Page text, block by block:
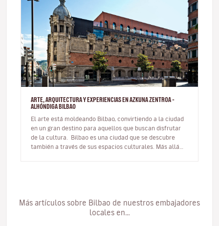
ARTE, ARQUITECTURA Y EXPERIENCIAS EN AZKUNA ZENTROA -
ALHÓNDIGA BILBAO
El arte está moldeando Bilbao, convirtiendo a la ciudad
en un gran destino para aquellos que buscan disfrutar
de la cultura. Bilbao es una ciudad que se descubre
también a través de sus espacios culturales. Más allá
Más artículos sobre Bilbao de nuestros embajadores
locales en…